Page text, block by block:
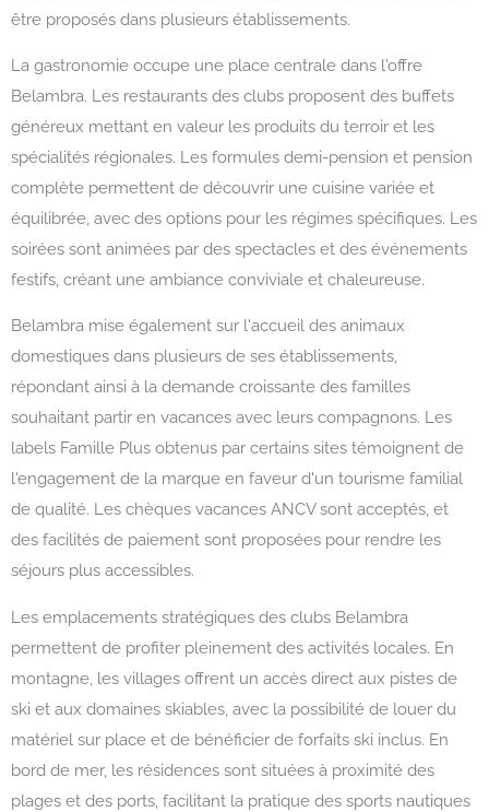
être proposés dans plusieurs établissements.
La gastronomie occupe une place centrale dans l'offre
Belambra. Les restaurants des clubs proposent des buffets
généreux mettant en valeur les produits du terroir et les
spécialités régionales. Les formules demi-pension et pension
complète permettent de découvrir une cuisine variée et
équilibrée, avec des options pour les régimes spécifiques. Les
soirées sont animées par des spectacles et des événements
festifs, créant une ambiance conviviale et chaleureuse.
Belambra mise également sur l'accueil des animaux
domestiques dans plusieurs de ses établissements,
répondant ainsi à la demande croissante des familles
souhaitant partir en vacances avec leurs compagnons. Les
labels Famille Plus obtenus par certains sites témoignent de
l'engagement de la marque en faveur d'un tourisme familial
de qualité. Les chèques vacances ANCV sont acceptés, et
des facilités de paiement sont proposées pour rendre les
séjours plus accessibles.
Les emplacements stratégiques des clubs Belambra
permettent de profiter pleinement des activités locales. En
montagne, les villages offrent un accès direct aux pistes de
ski et aux domaines skiables, avec la possibilité de louer du
matériel sur place et de bénéficier de forfaits ski inclus. En
bord de mer, les résidences sont situées à proximité des
plages et des ports, facilitant la pratique des sports nautiques